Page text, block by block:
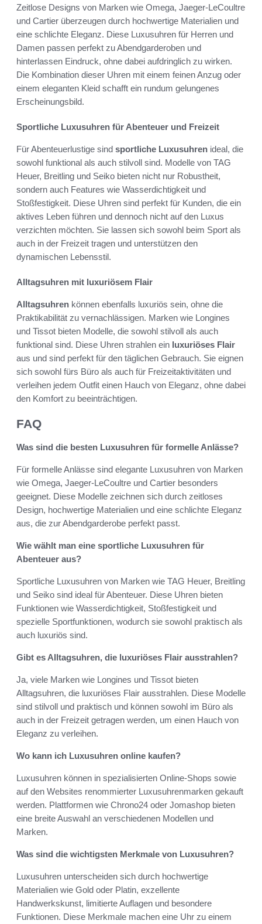
Zeitlose Designs von Marken wie Omega, Jaeger-LeCoultre
und Cartier überzeugen durch hochwertige Materialien und
eine schlichte Eleganz. Diese Luxusuhren für Herren und
Damen passen perfekt zu Abendgarderoben und
hinterlassen Eindruck, ohne dabei aufdringlich zu wirken.
Die Kombination dieser Uhren mit einem feinen Anzug oder
einem eleganten Kleid schafft ein rundum gelungenes
Erscheinungsbild.
Sportliche Luxusuhren für Abenteuer und Freizeit
Für Abenteuerlustige sind sportliche Luxusuhren ideal, die
sowohl funktional als auch stilvoll sind. Modelle von TAG
Heuer, Breitling und Seiko bieten nicht nur Robustheit,
sondern auch Features wie Wasserdichtigkeit und
Stoßfestigkeit. Diese Uhren sind perfekt für Kunden, die ein
aktives Leben führen und dennoch nicht auf den Luxus
verzichten möchten. Sie lassen sich sowohl beim Sport als
auch in der Freizeit tragen und unterstützen den
dynamischen Lebensstil.
Alltagsuhren mit luxuriösem Flair
Alltagsuhren können ebenfalls luxuriös sein, ohne die
Praktikabilität zu vernachlässigen. Marken wie Longines
und Tissot bieten Modelle, die sowohl stilvoll als auch
funktional sind. Diese Uhren strahlen ein luxuriöses Flair
aus und sind perfekt für den täglichen Gebrauch. Sie eignen
sich sowohl fürs Büro als auch für Freizeitaktivitäten und
verleihen jedem Outfit einen Hauch von Eleganz, ohne dabei
den Komfort zu beeinträchtigen.
FAQ
Was sind die besten Luxusuhren für formelle Anlässe?
Für formelle Anlässe sind elegante Luxusuhren von Marken
wie Omega, Jaeger-LeCoultre und Cartier besonders
geeignet. Diese Modelle zeichnen sich durch zeitloses
Design, hochwertige Materialien und eine schlichte Eleganz
aus, die zur Abendgarderobe perfekt passt.
Wie wählt man eine sportliche Luxusuhren für
Abenteuer aus?
Sportliche Luxusuhren von Marken wie TAG Heuer, Breitling
und Seiko sind ideal für Abenteuer. Diese Uhren bieten
Funktionen wie Wasserdichtigkeit, Stoßfestigkeit und
spezielle Sportfunktionen, wodurch sie sowohl praktisch als
auch luxuriös sind.
Gibt es Alltagsuhren, die luxuriöses Flair ausstrahlen?
Ja, viele Marken wie Longines und Tissot bieten
Alltagsuhren, die luxuriöses Flair ausstrahlen. Diese Modelle
sind stilvoll und praktisch und können sowohl im Büro als
auch in der Freizeit getragen werden, um einen Hauch von
Eleganz zu verleihen.
Wo kann ich Luxusuhren online kaufen?
Luxusuhren können in spezialisierten Online-Shops sowie
auf den Websites renommierter Luxusuhrenmarken gekauft
werden. Plattformen wie Chrono24 oder Jomashop bieten
eine breite Auswahl an verschiedenen Modellen und
Marken.
Was sind die wichtigsten Merkmale von Luxusuhren?
Luxusuhren unterscheiden sich durch hochwertige
Materialien wie Gold oder Platin, exzellente
Handwerkskunst, limitierte Auflagen und besondere
Funktionen. Diese Merkmale machen eine Uhr zu einem